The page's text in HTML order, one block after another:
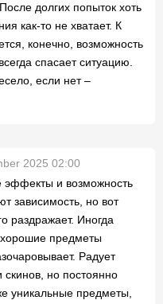
долгих попыток хоть
как-то не хватает. К
конечно, возможность
спасает ситуацию.
если нет –
2025 02:00
эффекты и возможность
зависимость, но вот
раздражает. Иногда
предметы
Радует
но постоянно
уникальные предметы,